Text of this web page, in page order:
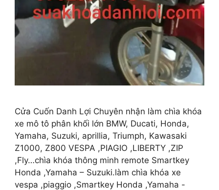
Cửa Cuốn Danh Lợi Chuyên nhận làm chìa khóa
xe mô tô phân khối lớn BMW, Ducati, Honda,
Yamaha, Suzuki, aprillia, Triumph, Kawasaki
Z1000, Z800 VESPA ,PIAGIO ,LIBERTY ,ZIP
,Fly…chìa khóa thông minh remote Smartkey
Honda ,Yamaha – Suzuki.làm chìa khóa xe
vespa ,piaggio ,Smartkey Honda ,Yamaha -